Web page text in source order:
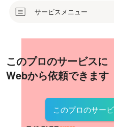
サービスメニュー
このプロのサービスに
Webから依頼できます
このプロのサー